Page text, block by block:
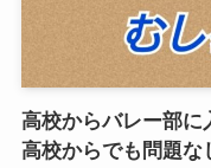
高校からバレー部に
高校からでも問題な